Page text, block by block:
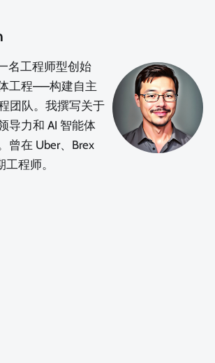
名工程师型创始
工程——构建自主
团队。我撰写关于
导力和 AI 智能体
曾在 Uber、Brex
工程师。